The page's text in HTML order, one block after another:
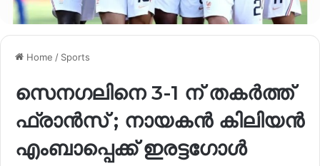
Home / Sports
സെനഗലിനെ 3-1 ന് തകർത്ത്
ഫ്രാൻസ് ; നായകൻ കിലിയൻ
എംബാപ്പെക്ക് ഇരട്ടഗോൾ